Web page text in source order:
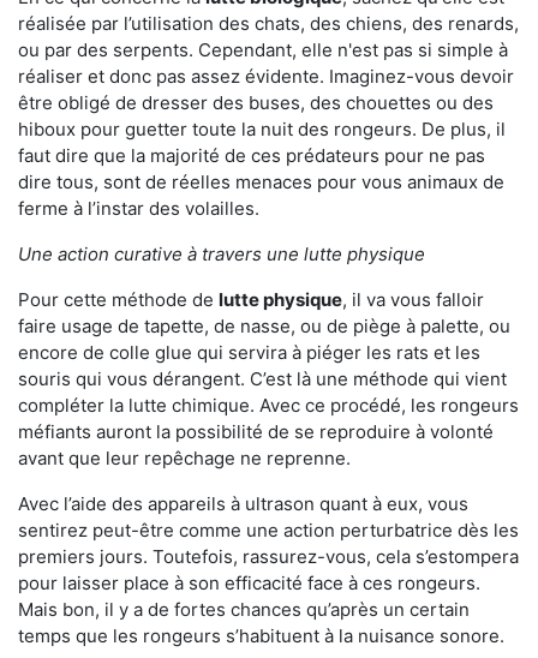
réalisée par l’utilisation des chats, des chiens, des renards,
ou par des serpents. Cependant, elle n'est pas si simple à
réaliser et donc pas assez évidente. Imaginez-vous devoir
être obligé de dresser des buses, des chouettes ou des
hiboux pour guetter toute la nuit des rongeurs. De plus, il
faut dire que la majorité de ces prédateurs pour ne pas
dire tous, sont de réelles menaces pour vous animaux de
ferme à l’instar des volailles.
Une action curative à travers une lutte physique
Pour cette méthode de lutte physique, il va vous falloir
faire usage de tapette, de nasse, ou de piège à palette, ou
encore de colle glue qui servira à piéger les rats et les
souris qui vous dérangent. C’est là une méthode qui vient
compléter la lutte chimique. Avec ce procédé, les rongeurs
méfiants auront la possibilité de se reproduire à volonté
avant que leur repêchage ne reprenne.
Avec l’aide des appareils à ultrason quant à eux, vous
sentirez peut-être comme une action perturbatrice dès les
premiers jours. Toutefois, rassurez-vous, cela s’estompera
pour laisser place à son efficacité face à ces rongeurs.
Mais bon, il y a de fortes chances qu’après un certain
temps que les rongeurs s’habituent à la nuisance sonore.